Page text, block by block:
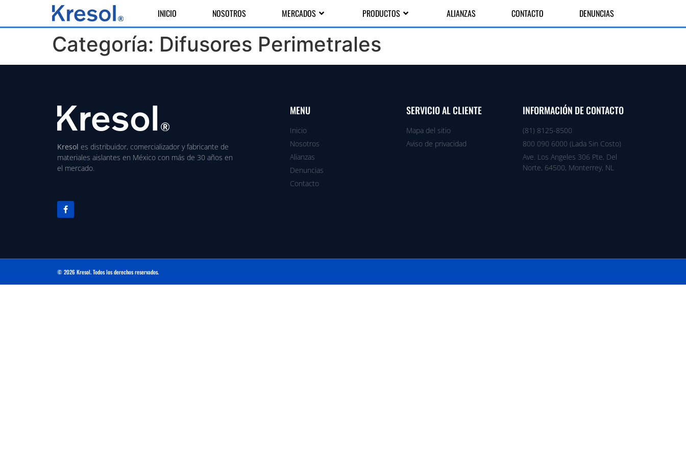
INICIO NOSOTROS MERCADOS PRODUCTOS ALIANZAS CONTACTO DENUNCIAS
Categoría: Difusores Perimetrales
Kresol es distribuidor, comercializador y fabricante de
materiales aislantes en México con más de 30 años en
el mercado.
MENU
Inicio
Nosotros
Alianzas
Denuncias
Contacto
SERVICIO AL CLIENTE
Mapa del sitio
Aviso de privacidad
INFORMACIÓN DE CONTACTO
(81) 8125-8500
800 090 6000 (Lada Sin Costo)
Ave. Los Angeles 306 Pte, Del
Norte, 64500, Monterrey, NL
© 2026 Kresol. Todos los derechos reservados.